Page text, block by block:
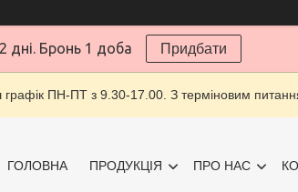
дні. Бронь 1 доба Придбати
ПН-ПТ з 9.30-17.00. З терміновим
ГОЛОВНА ПРОДУКЦІЯ ПРО НАС